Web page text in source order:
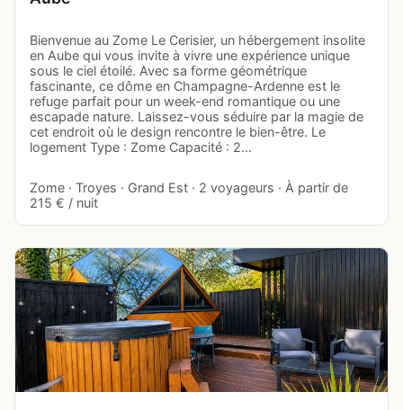
Bienvenue au Zome Le Cerisier, un hébergement insolite
en Aube qui vous invite à vivre une expérience unique
sous le ciel étoilé. Avec sa forme géométrique
fascinante, ce dôme en Champagne-Ardenne est le
refuge parfait pour un week-end romantique ou une
escapade nature. Laissez-vous séduire par la magie de
cet endroit où le design rencontre le bien-être. Le
logement Type : Zome Capacité : 2…
Zome · Troyes · Grand Est · 2 voyageurs · À partir de
215 € / nuit